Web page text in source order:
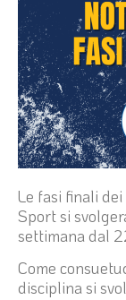
Le fasi finali
Sport si
settimana dal
Come
disciplina si